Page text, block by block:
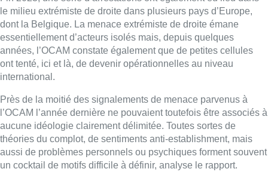
le milieu extrémiste de droite dans plusieurs pays d’Europe,
dont la Belgique. La menace extrémiste de droite émane
essentiellement d’acteurs isolés mais, depuis quelques
années, l’OCAM constate également que de petites cellules
ont tenté, ici et là, de devenir opérationnelles au niveau
international.
Près de la moitié des signalements de menace parvenus à
l’OCAM l’année dernière ne pouvaient toutefois être associés à
aucune idéologie clairement délimitée. Toutes sortes de
théories du complot, de sentiments anti-establishment, mais
aussi de problèmes personnels ou psychiques forment souvent
un cocktail de motifs difficile à définir, analyse le rapport.